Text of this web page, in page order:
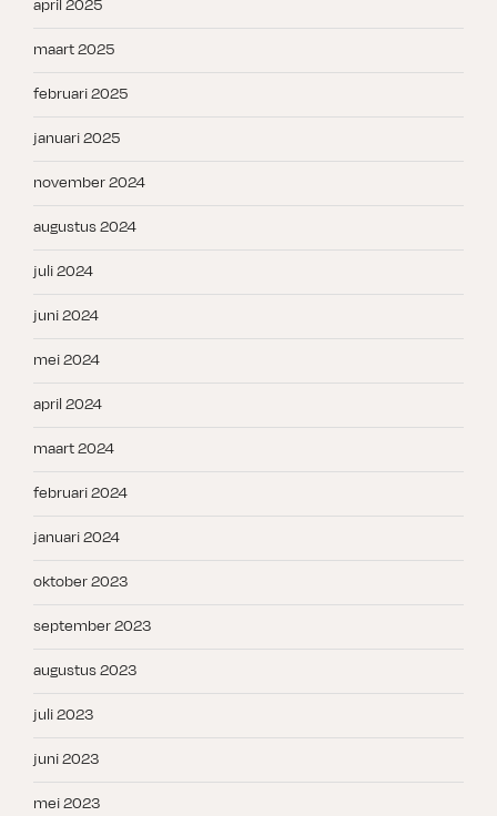
april 2025
maart 2025
februari 2025
januari 2025
november 2024
augustus 2024
juli 2024
juni 2024
mei 2024
april 2024
maart 2024
februari 2024
januari 2024
oktober 2023
september 2023
augustus 2023
juli 2023
juni 2023
mei 2023